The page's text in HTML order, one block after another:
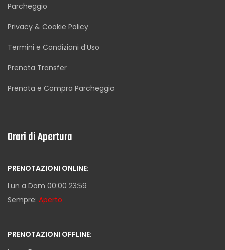
Parcheggio
Privacy & Cookie Policy
Termini e Condizioni d’Uso
Prenota Transfer
Prenota e Compra Parcheggio
Orari di Apertura
PRENOTAZIONI ONLINE:
Lun a Dom 00:00 23:59
Sempre: Aperto
PRENOTAZIONI OFFLINE: